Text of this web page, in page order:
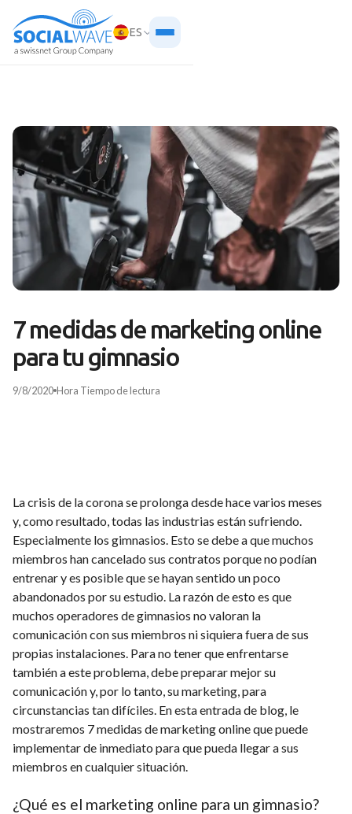
ES
7 medidas de marketing online
para tu gimnasio
9/8/2020 Hora Tiempo de lectura
La crisis de la corona se prolonga desde hace varios meses
y, como resultado, todas las industrias están sufriendo.
Especialmente los gimnasios. Esto se debe a que muchos
miembros han cancelado sus contratos porque no podían
entrenar y es posible que se hayan sentido un poco
abandonados por su estudio. La razón de esto es que
muchos operadores de gimnasios no valoran la
comunicación con sus miembros ni siquiera fuera de sus
propias instalaciones. Para no tener que enfrentarse
también a este problema, debe preparar mejor su
comunicación y, por lo tanto, su marketing, para
circunstancias tan difíciles. En esta entrada de blog, le
mostraremos 7 medidas de marketing online que puede
implementar de inmediato para que pueda llegar a sus
miembros en cualquier situación.
¿Qué es el marketing online para un gimnasio?